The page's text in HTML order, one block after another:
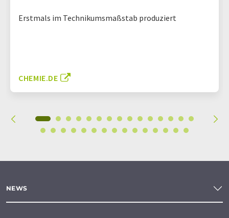
Erstmals im Technikumsmaßstab produziert
CHEMIE.DE
NEWS